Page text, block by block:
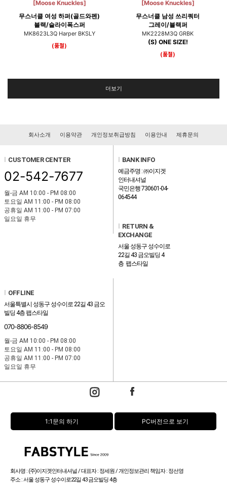
[Moose Knuckles]
무스너클 여성 하퍼(골드와펜)
블랙/슬라이폭스퍼
MK8623L3Q Harper BKSLY
(품절)
[Moose Knuckles]
무스너클 남성 쓰리쿼터
그레이/블랙퍼
MK2228M3Q GRBK
(S) ONE SIZE!
(품절)
더보기
회사소개 이용약관 개인정보취급방침 이용안내 제휴문의
l CUSTOMER CENTER
02-542-7677
월-금 AM 10:00 - PM 08:00
토요일 AM 11:00 - PM 08:00
공휴일 AM 11:00 - PM 07:00
일요일 휴무
l BANK INFO
예금주명 : ㈜이지겟
인터내셔널
국민은행 730601-04-
064544
l RETURN &
EXCHANGE
서울 성동구 성수이로
22길 43 금오빌딩 4
층 팹스타일
l OFFLINE
서울특별시 성동구 성수이로 22길 43 금오
빌딩 4층 팹스타일
070-8806-8549
월-금 AM 10:00 - PM 08:00
토요일 AM 11:00 - PM 08:00
공휴일 AM 11:00 - PM 07:00
일요일 휴무
1:1문의 하기 PC버전으로 보기
회사명 : (주)이지겟인터내셔널 / 대표자 : 정세원 / 개인정보관리 책임자 : 정선영
주소 : 서울 성동구 성수이로22길 43 금오빌딩 4층